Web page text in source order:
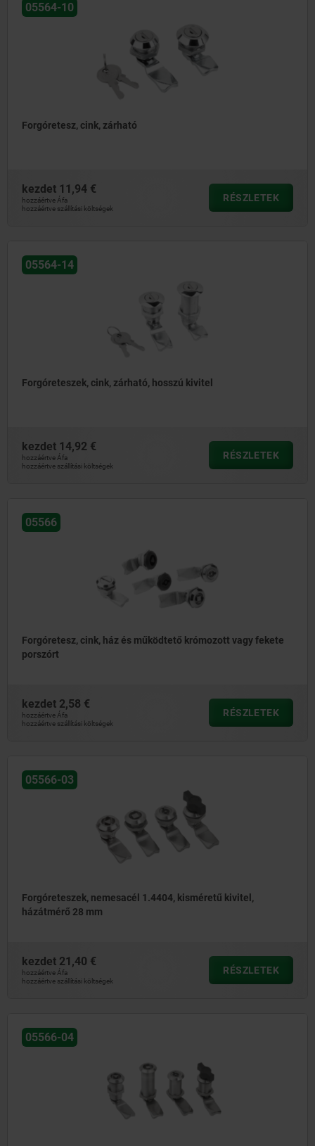
05564-10
Forgóretesz, cink, zárható
kezdet 11,94 €
hozzáértve Áfa
hozzáértve szállítási költségek
RÉSZLETEK
05564-14
Forgóreteszek, cink, zárható, hosszú kivitel
kezdet 14,92 €
hozzáértve Áfa
hozzáértve szállítási költségek
RÉSZLETEK
05566
Forgóretesz, cink, ház és működtető krómozott vagy fekete
porszórt
kezdet 2,58 €
hozzáértve Áfa
hozzáértve szállítási költségek
RÉSZLETEK
05566-03
Forgóreteszek, nemesacél 1.4404, kisméretű kivitel,
házátmérő 28 mm
kezdet 21,40 €
hozzáértve Áfa
hozzáértve szállítási költségek
RÉSZLETEK
05566-04